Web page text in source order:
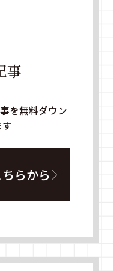
事
を無料ダウン
す
らから